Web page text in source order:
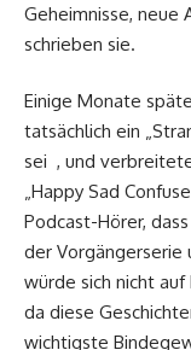
Geheimnisse, neue
schrieben sie.
Einige Monate
tatsächlich ein
sei , und
„Happy Sad
Podcast-Hörer,
der Vorgängerserie
würde sich nicht
da diese
wichtigste